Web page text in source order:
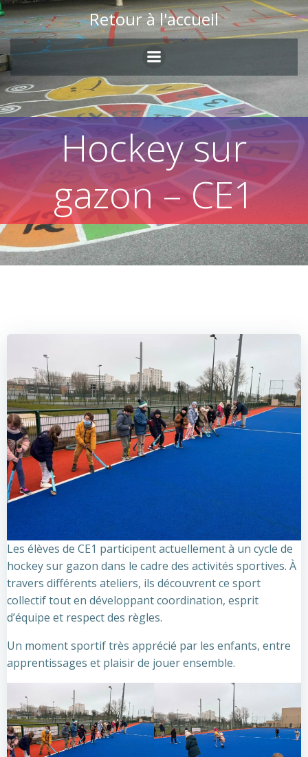
Skip
to
content
Retour à l'accueil
Hockey sur
gazon – CE1
Les élèves de CE1 participent actuellement à un cycle de
hockey sur gazon dans le cadre des activités sportives. À
travers différents ateliers, ils découvrent ce sport
collectif tout en développant coordination, esprit
d’équipe et respect des règles.
Un moment sportif très apprécié par les enfants, entre
apprentissages et plaisir de jouer ensemble.